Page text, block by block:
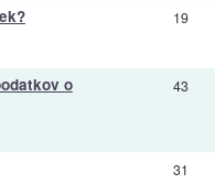
19
o 43
31